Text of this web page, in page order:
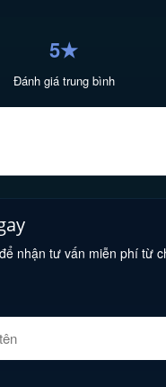
5★
Đánh giá trung bình
nhận tư vấn miễn phí từ